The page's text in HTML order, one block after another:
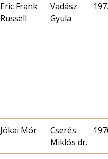
Eric Frank
Russell
Vadász
Gyula
Jókai Mór
Cserés
Miklós dr.